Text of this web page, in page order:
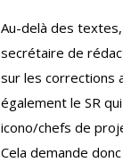
Au-delà des
secrétaire de
sur les corrections
également le SR
icono/chefs de
Cela demande